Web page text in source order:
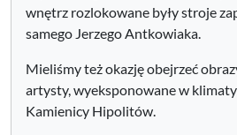
wnętrz rozlokowane były stroje
samego Jerzego Antkowiaka.
Mieliśmy też okazję obejrzeć
artysty, wyeksponowane w
Kamienicy Hipolitów.